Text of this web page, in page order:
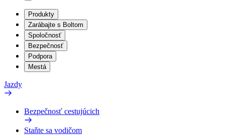
Produkty
Zarábajte s Boltom
Spoločnosť
Bezpečnosť
Podpora
Mestá
Jazdy
Bezpečnosť cestujúcich
Staňte sa vodičom